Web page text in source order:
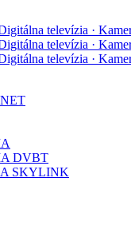
DVBT
SKYLINK